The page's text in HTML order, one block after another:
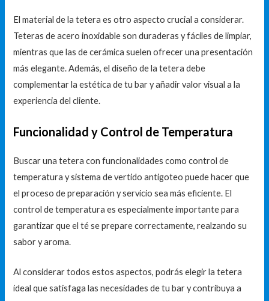
El material de la tetera es otro aspecto crucial a considerar.
Teteras de acero inoxidable son duraderas y fáciles de limpiar,
mientras que las de cerámica suelen ofrecer una presentación
más elegante. Además, el diseño de la tetera debe
complementar la estética de tu bar y añadir valor visual a la
experiencia del cliente.
Funcionalidad y Control de Temperatura
Buscar una tetera con funcionalidades como control de
temperatura y sistema de vertido antigoteo puede hacer que
el proceso de preparación y servicio sea más eficiente. El
control de temperatura es especialmente importante para
garantizar que el té se prepare correctamente, realzando su
sabor y aroma.
Al considerar todos estos aspectos, podrás elegir la tetera
ideal que satisfaga las necesidades de tu bar y contribuya a